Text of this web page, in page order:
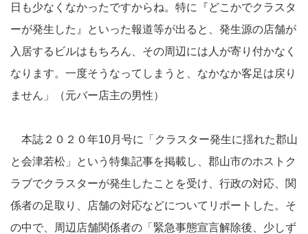
日も少なくなかったですからね。特に『どこかでクラスタ
ーが発生した』といった報道等が出ると、発生源の店舗が
入居するビルはもちろん、その周辺には人が寄り付かなく
なります。一度そうなってしまうと、なかなか客足は戻り
ません」（元バー店主の男性）
本誌２０２０年10月号に「クラスター発生に揺れた郡山
と会津若松」という特集記事を掲載し、郡山市のホストク
ラブでクラスターが発生したことを受け、行政の対応、関
係者の足取り、店舗の対応などについてリポートした。そ
の中で、周辺店舗関係者の「緊急事態宣言解除後、少しず